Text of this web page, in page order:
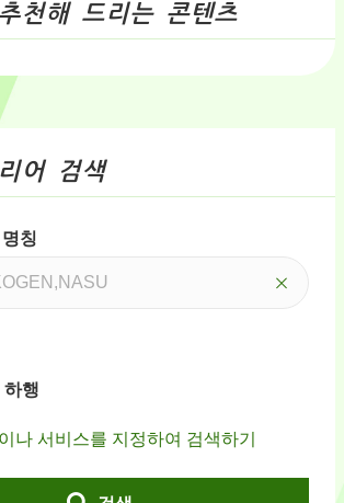
천해 드리는 콘텐츠
어 검색
칭
하행
나 서비스를 지정하여 검색하기